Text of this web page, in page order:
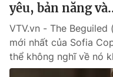
yêu, bản năng
VTV.vn - The
mới nhất của Sofia
thể không nghĩ về nó